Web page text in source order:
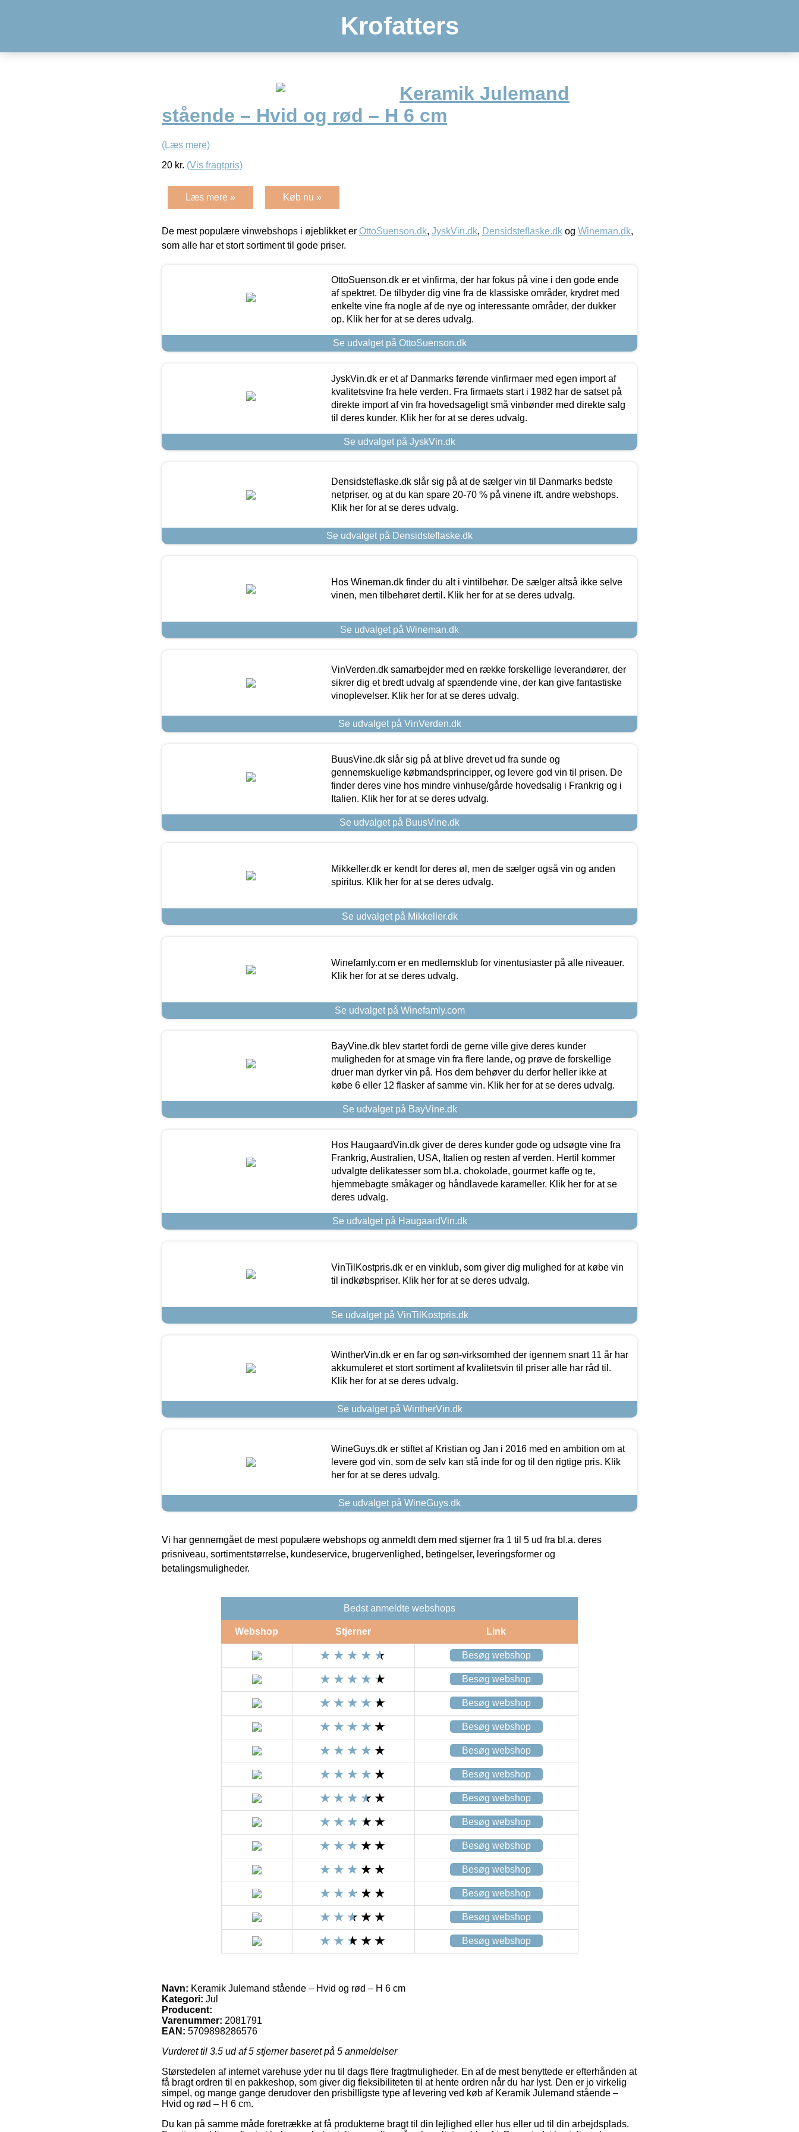
Krofatters
Keramik Julemand
stående – Hvid og rød – H 6 cm
(Læs mere)
20 kr. (Vis fragtpris)
Læs mere » Køb nu »
De mest populære vinwebshops i øjeblikket er OttoSuenson.dk, JyskVin.dk, Densidsteflaske.dk og Wineman.dk,
som alle har et stort sortiment til gode priser.
OttoSuenson.dk er et vinfirma, der har fokus på vine i den gode ende
af spektret. De tilbyder dig vine fra de klassiske områder, krydret med
enkelte vine fra nogle af de nye og interessante områder, der dukker
op. Klik her for at se deres udvalg.
Se udvalget på OttoSuenson.dk
JyskVin.dk er et af Danmarks førende vinfirmaer med egen import af
kvalitetsvine fra hele verden. Fra firmaets start i 1982 har de satset på
direkte import af vin fra hovedsageligt små vinbønder med direkte salg
til deres kunder. Klik her for at se deres udvalg.
Se udvalget på JyskVin.dk
Densidsteflaske.dk slår sig på at de sælger vin til Danmarks bedste
netpriser, og at du kan spare 20-70 % på vinene ift. andre webshops.
Klik her for at se deres udvalg.
Se udvalget på Densidsteflaske.dk
Hos Wineman.dk finder du alt i vintilbehør. De sælger altså ikke selve
vinen, men tilbehøret dertil. Klik her for at se deres udvalg.
Se udvalget på Wineman.dk
VinVerden.dk samarbejder med en række forskellige leverandører, der
sikrer dig et bredt udvalg af spændende vine, der kan give fantastiske
vinoplevelser. Klik her for at se deres udvalg.
Se udvalget på VinVerden.dk
BuusVine.dk slår sig på at blive drevet ud fra sunde og
gennemskuelige købmandsprincipper, og levere god vin til prisen. De
finder deres vine hos mindre vinhuse/gårde hovedsalig i Frankrig og i
Italien. Klik her for at se deres udvalg.
Se udvalget på BuusVine.dk
Mikkeller.dk er kendt for deres øl, men de sælger også vin og anden
spiritus. Klik her for at se deres udvalg.
Se udvalget på Mikkeller.dk
Winefamly.com er en medlemsklub for vinentusiaster på alle niveauer.
Klik her for at se deres udvalg.
Se udvalget på Winefamly.com
BayVine.dk blev startet fordi de gerne ville give deres kunder
muligheden for at smage vin fra flere lande, og prøve de forskellige
druer man dyrker vin på. Hos dem behøver du derfor heller ikke at
købe 6 eller 12 flasker af samme vin. Klik her for at se deres udvalg.
Se udvalget på BayVine.dk
Hos HaugaardVin.dk giver de deres kunder gode og udsøgte vine fra
Frankrig, Australien, USA, Italien og resten af verden. Hertil kommer
udvalgte delikatesser som bl.a. chokolade, gourmet kaffe og te,
hjemmebagte småkager og håndlavede karameller. Klik her for at se
deres udvalg.
Se udvalget på HaugaardVin.dk
VinTilKostpris.dk er en vinklub, som giver dig mulighed for at købe vin
til indkøbspriser. Klik her for at se deres udvalg.
Se udvalget på VinTilKostpris.dk
WintherVin.dk er en far og søn-virksomhed der igennem snart 11 år har
akkumuleret et stort sortiment af kvalitetsvin til priser alle har råd til.
Klik her for at se deres udvalg.
Se udvalget på WintherVin.dk
WineGuys.dk er stiftet af Kristian og Jan i 2016 med en ambition om at
levere god vin, som de selv kan stå inde for og til den rigtige pris. Klik
her for at se deres udvalg.
Se udvalget på WineGuys.dk
Vi har gennemgået de mest populære webshops og anmeldt dem med stjerner fra 1 til 5 ud fra bl.a. deres
prisniveau, sortimentstørrelse, kundeservice, brugervenlighed, betingelser, leveringsformer og
betalingsmuligheder.
Bedst anmeldte webshops
Webshop Stjerner Link
Besøg webshop
Besøg webshop
Besøg webshop
Besøg webshop
Besøg webshop
Besøg webshop
Besøg webshop
Besøg webshop
Besøg webshop
Besøg webshop
Besøg webshop
Besøg webshop
Besøg webshop
Navn: Keramik Julemand stående – Hvid og rød – H 6 cm
Kategori: Jul
Producent:
Varenummer: 2081791
EAN: 5709898286576
Vurderet til 3.5 ud af 5 stjerner baseret på 5 anmeldelser
Størstedelen af internet varehuse yder nu til dags flere fragtmuligheder. En af de mest benyttede er efterhånden at
få bragt ordren til en pakkeshop, som giver dig fleksibiliteten til at hente ordren når du har lyst. Den er jo virkelig
simpel, og mange gange derudover den prisbilligste type af levering ved køb af Keramik Julemand stående –
Hvid og rød – H 6 cm.
Du kan på samme måde foretrække at få produkterne bragt til din lejlighed eller hus eller ud til din arbejdsplads.